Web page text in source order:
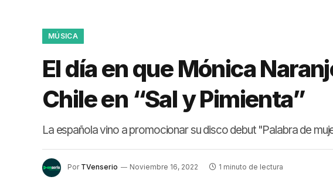
MÚSICA
El día en que Mónica
Chile en “Sal y Pimienta”
La española vino a promocionar su disco debut "Palabra de
Por TVenserio Noviembre 16, 2022 1 minuto de lectura